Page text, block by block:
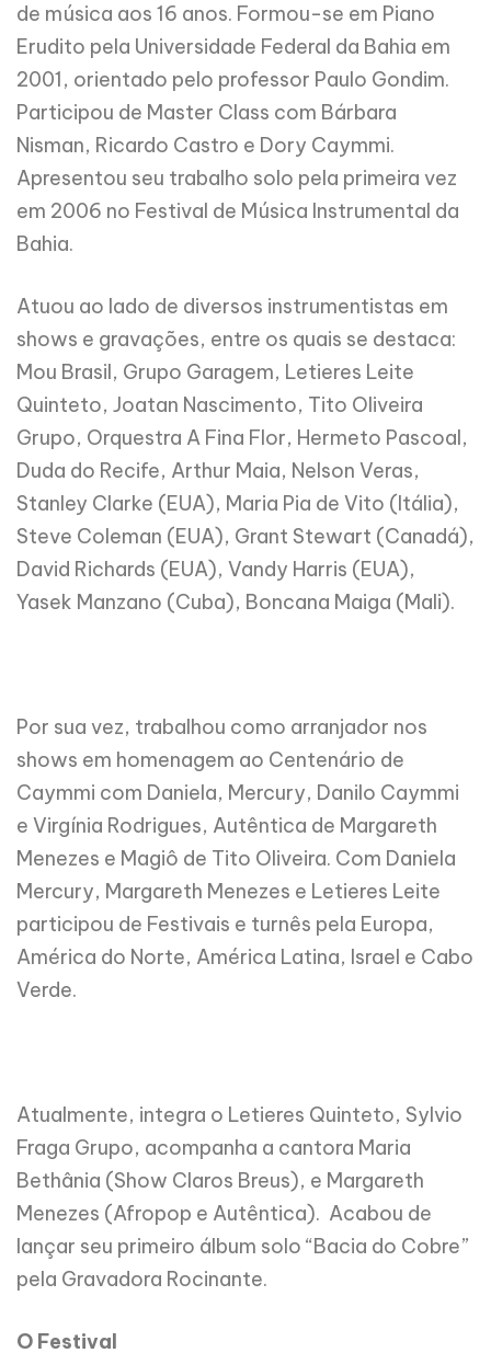
de música aos 16 anos. Formou-se em Piano
Erudito pela Universidade Federal da Bahia em
2001, orientado pelo professor Paulo Gondim.
Participou de Master Class com Bárbara
Nisman, Ricardo Castro e Dory Caymmi.
Apresentou seu trabalho solo pela primeira vez
em 2006 no Festival de Música Instrumental da
Bahia.
Atuou ao lado de diversos instrumentistas em
shows e gravações, entre os quais se destaca:
Mou Brasil, Grupo Garagem, Letieres Leite
Quinteto, Joatan Nascimento, Tito Oliveira
Grupo, Orquestra A Fina Flor, Hermeto Pascoal,
Duda do Recife, Arthur Maia, Nelson Veras,
Stanley Clarke (EUA), Maria Pia de Vito (Itália),
Steve Coleman (EUA), Grant Stewart (Canadá),
David Richards (EUA), Vandy Harris (EUA),
Yasek Manzano (Cuba), Boncana Maiga (Mali).
Por sua vez, trabalhou como arranjador nos
shows em homenagem ao Centenário de
Caymmi com Daniela, Mercury, Danilo Caymmi
e Virgínia Rodrigues, Autêntica de Margareth
Menezes e Magiô de Tito Oliveira. Com Daniela
Mercury, Margareth Menezes e Letieres Leite
participou de Festivais e turnês pela Europa,
América do Norte, América Latina, Israel e Cabo
Verde.
Atualmente, integra o Letieres Quinteto, Sylvio
Fraga Grupo, acompanha a cantora Maria
Bethânia (Show Claros Breus), e Margareth
Menezes (Afropop e Autêntica). Acabou de
lançar seu primeiro álbum solo “Bacia do Cobre”
pela Gravadora Rocinante.
O Festival